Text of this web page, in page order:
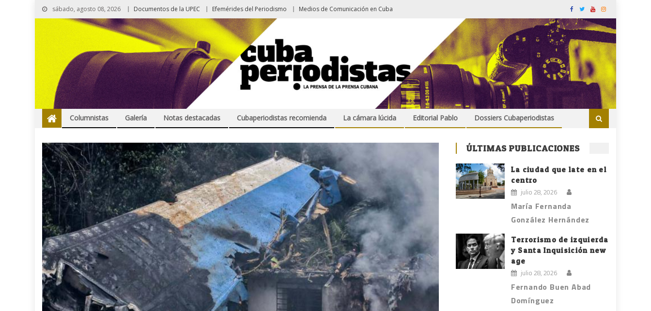
sábado, agosto 08, 2026 Documentos de la UPEC Efemérides del Periodismo Medios de Comunicación en Cuba
Columnistas Galería Notas destacadas Cubaperiodistas recomienda La cámara lúcida Editorial Pablo Dossiers Cubaperiodistas
ÚLTIMAS PUBLICACIONES
La ciudad que late en el
centro
julio 28, 2026
María Fernanda
González Hernández
Terrorismo de izquierda
y Santa Inquisición new
age
julio 28, 2026
Fernando Buen Abad
Domínguez